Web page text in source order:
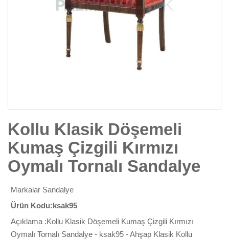
Kollu Klasik Döşemeli
Kumaş Çizgili Kırmızı
Oymalı Tornalı Sandalye
Markalar Sandalye
Ürün Kodu:ksak95
Açıklama :Kollu Klasik Döşemeli Kumaş Çizgili Kırmızı
Oymalı Tornalı Sandalye - ksak95 - Ahşap Klasik Kollu